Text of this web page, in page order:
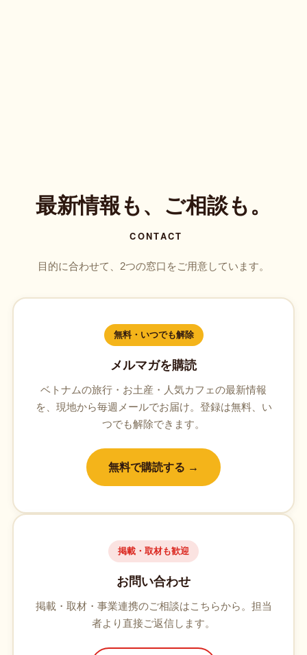
最新情報も、ご相談も。
CONTACT
目的に合わせて、2つの窓口をご用意しています。
無料・いつでも解除
メルマガを購読
ベトナムの旅行・お土産・人気カフェの最新情報
を、現地から毎週メールでお届け。登録は無料、い
つでも解除できます。
無料で購読する →
掲載・取材も歓迎
お問い合わせ
掲載・取材・事業連携のご相談はこちらから。担当
者より直接ご返信します。